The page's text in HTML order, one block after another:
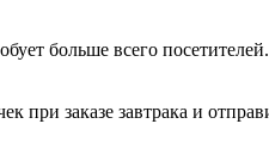
больше всего
при заказе завтрака и